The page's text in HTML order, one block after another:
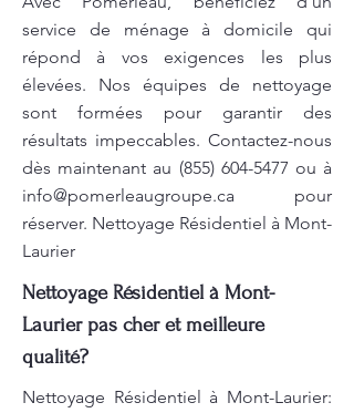
service de ménage à domicile qui
répond à vos exigences les plus
élevées. Nos équipes de nettoyage
sont formées pour garantir des
résultats impeccables. Contactez-nous
dès maintenant au (855) 604-5477 ou à
info@pomerleaugroupe.ca pour
réserver. Nettoyage Résidentiel à Mont-
Laurier
Nettoyage Résidentiel à Mont-
Laurier pas cher et meilleure
qualité?
Nettoyage Résidentiel à Mont-Laurier: